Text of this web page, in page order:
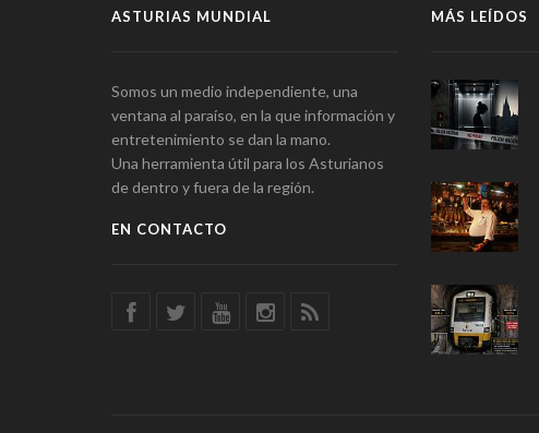
ASTURIAS MUNDIAL
Somos un medio independiente, una
ventana al paraíso, en la que información y
entretenimiento se dan la mano.
Una herramienta útil para los Asturianos
de dentro y fuera de la región.
EN CONTACTO
MÁS LEÍDOS